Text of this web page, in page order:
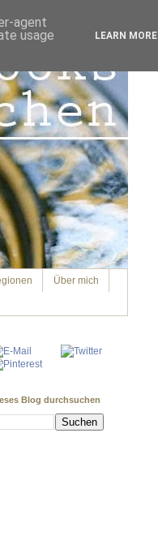
Über mich
Blog durchsuchen
agent
usage
LEARN MORE